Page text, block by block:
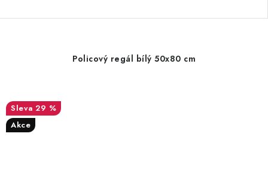
Policový regál bílý 50x80 cm
29 %
Akce